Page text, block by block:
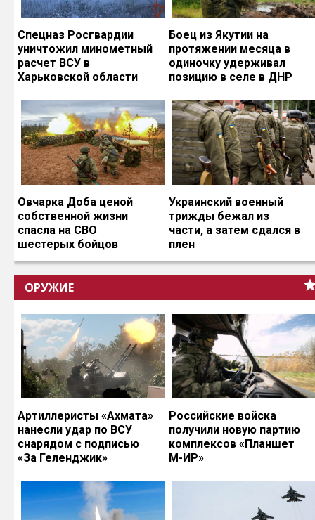
Спецназ Росгвардии
уничтожил минометный
расчет ВСУ в
Харьковской области
Боец из Якутии на
протяжении месяца в
одиночку удерживал
позицию в селе в ДНР
Овчарка Доба ценой
собственной жизни
спасла на СВО
шестерых бойцов
Украинский военный
трижды бежал из
части, а затем сдался в
плен
ОРУЖИЕ
Артиллеристы «Ахмата»
нанесли удар по ВСУ
снарядом с подписью
«За Геленджик»
Российские войска
получили новую партию
комплексов «Планшет
М-ИР»